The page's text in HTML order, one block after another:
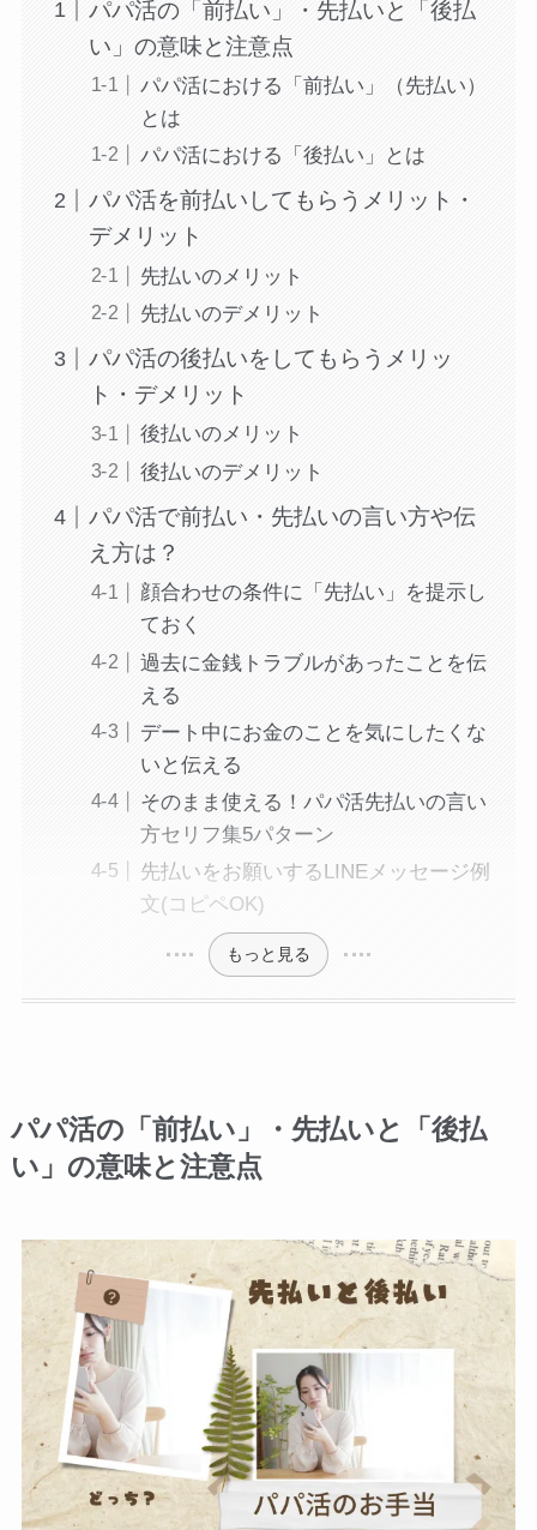
パパ活の「前払い」・先払いと「後払
い」の意味と注意点
パパ活における「前払い」（先払い）
とは
パパ活における「後払い」とは
パパ活を前払いしてもらうメリット・
デメリット
先払いのメリット
先払いのデメリット
パパ活の後払いをしてもらうメリッ
ト・デメリット
後払いのメリット
後払いのデメリット
パパ活で前払い・先払いの言い方や伝
え方は？
顔合わせの条件に「先払い」を提示し
ておく
過去に金銭トラブルがあったことを伝
える
デート中にお金のことを気にしたくな
いと伝える
そのまま使える！パパ活先払いの言い
方セリフ集5パターン
先払いをお願いするLINEメッセージ例
文(コピペOK)
もっと見る
パパ活の「前払い」・先払いと「後払
い」の意味と注意点